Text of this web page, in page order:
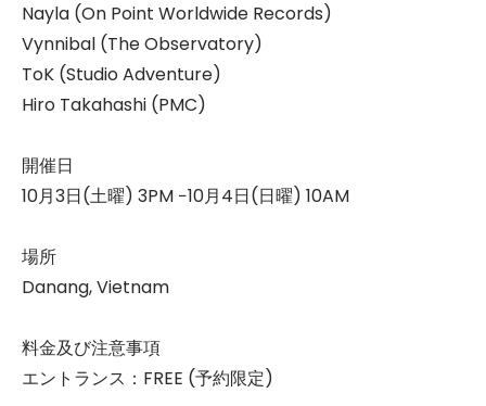
Nayla (On Point Worldwide Records)
Vynnibal (The Observatory)
ToK (Studio Adventure)
Hiro Takahashi (PMC)
開催日
10月3日(土曜) 3PM −10月4日(日曜) 10AM
場所
Danang, Vietnam
料金及び注意事項
エントランス：FREE (予約限定)